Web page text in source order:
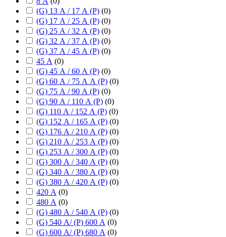
(G) 13 А / 17 А (P) (0)
(G) 17 А / 25 А (P) (0)
(G) 25 А / 32 А (P) (0)
(G) 32 А / 37 А (P) (0)
(G) 37 А / 45 А (P) (0)
45 А (0)
(G) 45 А / 60 А (P) (0)
(G) 60 А / 75 А А (P) (0)
(G) 75 А / 90 А (P) (0)
(G) 90 А / 110 А (P) (0)
(G) 110 А / 152 А (P) (0)
(G) 152 А / 165 А (P) (0)
(G) 176 А / 210 А (P) (0)
(G) 210 А / 253 А (P) (0)
(G) 253 А / 300 А (P) (0)
(G) 300 А / 340 А (P) (0)
(G) 340 А / 380 А (P) (0)
(G) 380 А / 420 А (P) (0)
420 А (0)
480 А (0)
(G) 480 А / 540 А (P) (0)
(G) 540 А/ (P) 600 А (0)
(G) 600 А/ (P) 680 А (0)